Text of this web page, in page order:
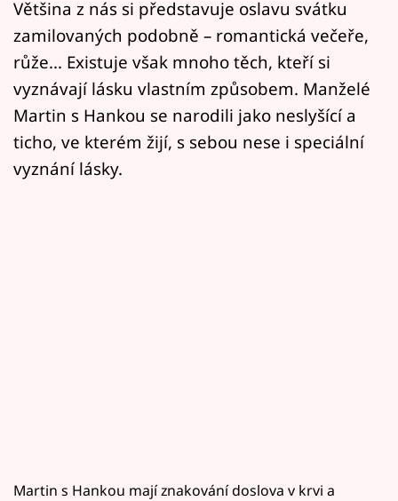
Vztahy
Seriály
Horoskopy
Sledujte prima+
Většina z nás si představuje oslavu svátku
zamilovaných podobně – romantická večeře,
růže... Existuje však mnoho těch, kteří si
vyznávají lásku vlastním způsobem. Manželé
Martin s Hankou se narodili jako neslyšící a
ticho, ve kterém žijí, s sebou nese i speciální
vyznání lásky.
Martin s Hankou mají znakování doslova v krvi a